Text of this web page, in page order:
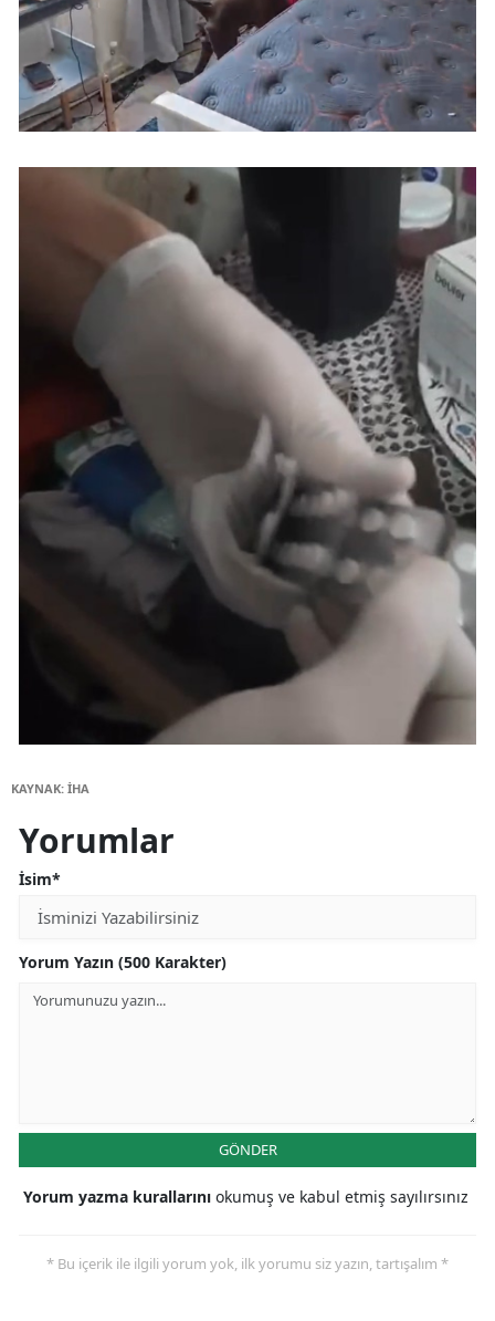
KAYNAK: İHA
Yorumlar
İsim*
Yorum Yazın (500 Karakter)
GÖNDER
Yorum yazma kurallarını okumuş ve kabul etmiş sayılırsınız
* Bu içerik ile ilgili yorum yok, ilk yorumu siz yazın, tartışalım *